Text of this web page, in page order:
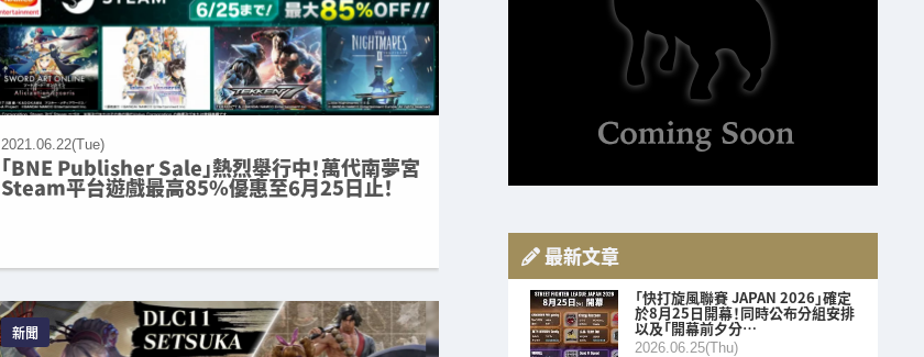
2021.06.22(Tue)
「BNE Publisher Sale」熱烈舉行中！萬代南夢宮
Steam平台遊戲最高85%優惠至6月25日止！
新聞
最新文章
「快打旋風聯賽 JAPAN 2026」確定
於8月25日開幕！同時公布分組安排
以及「開幕前夕分…
2026.06.25(Thu)